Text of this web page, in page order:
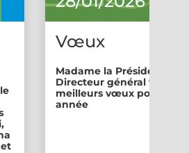
Vœux
Madame la Présidente et
Directeur général vous
meilleurs vœux pour
année